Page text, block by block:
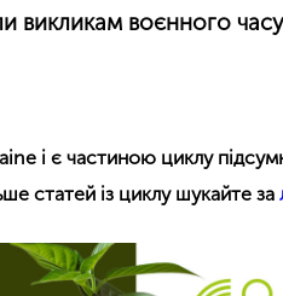
викликам воєнного
і є частиною циклу
статей із циклу шукайте за